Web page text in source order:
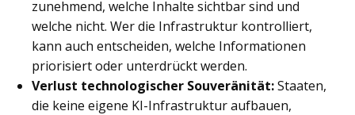
zunehmend, welche Inhalte sichtbar sind und
welche nicht. Wer die Infrastruktur kontrolliert,
kann auch entscheiden, welche Informationen
priorisiert oder unterdrückt werden.
Verlust technologischer Souveränität:Staaten,
die keine eigene KI-Infrastruktur aufbauen,